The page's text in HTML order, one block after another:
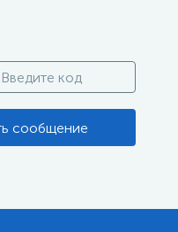
сообщение